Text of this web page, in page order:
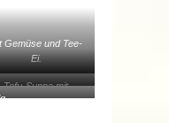
Gemüse und Tee-
Ei.
Tofu-Suppe mit
und Seetang